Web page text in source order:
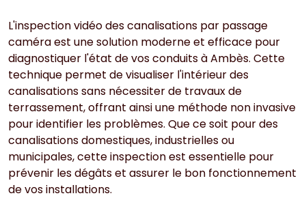
L'inspection vidéo des canalisations par passage
caméra est une solution moderne et efficace pour
diagnostiquer l'état de vos conduits à Ambès. Cette
technique permet de visualiser l'intérieur des
canalisations sans nécessiter de travaux de
terrassement, offrant ainsi une méthode non invasive
pour identifier les problèmes. Que ce soit pour des
canalisations domestiques, industrielles ou
municipales, cette inspection est essentielle pour
prévenir les dégâts et assurer le bon fonctionnement
de vos installations.